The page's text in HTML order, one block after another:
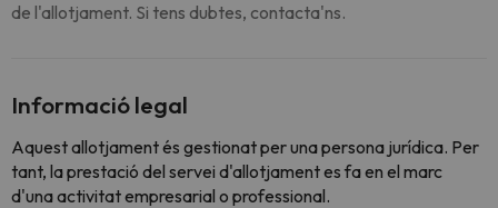
de l'allotjament. Si tens dubtes, contacta'ns.
Informació legal
Aquest allotjament és gestionat per una persona jurídica. Per
tant, la prestació del servei d'allotjament es fa en el marc
d'una activitat empresarial o professional.